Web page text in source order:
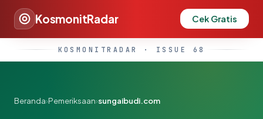
KosmonitRadar Cek Gratis
KOSMONITRADAR · ISSUE 68
Beranda›Pemeriksaan›sungaibudi.com